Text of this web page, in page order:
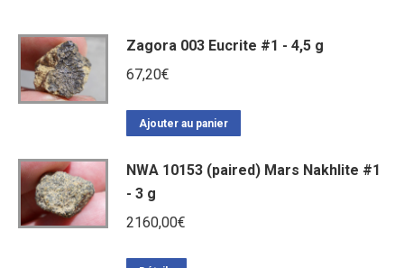
Zagora 003 Eucrite #1 - 4,5 g
67,20€
Ajouter au panier
NWA 10153 (paired) Mars Nakhlite #1
- 3 g
2160,00€